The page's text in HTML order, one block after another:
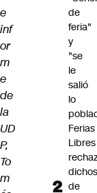
e
inf
or
m
e
de
la
UD
P,
To
m
de
feria"
y
"se
le
salió
lo
Ferias
Libres
dichos
de